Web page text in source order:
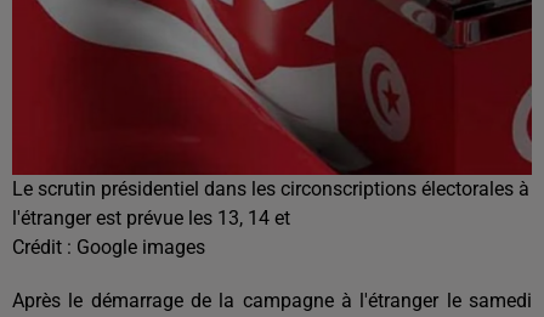
Le scrutin présidentiel dans les circonscriptions électorales à
l'étranger est prévue les 13, 14 et
Crédit : Google images
Après le démarrage de la campagne à l'étranger le samedi